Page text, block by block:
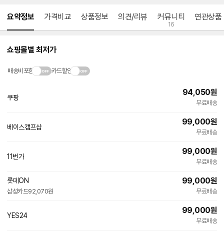
요약정보 가격비교 상품정보 의견/리뷰 커뮤니티
16
연관상품
쇼핑몰별 최저가
배송비포함 카드할인
쿠팡
94,050원
무료배송
베이스캠프샵
99,000원
무료배송
11번가
99,000원
무료배송
롯데ON
삼성카드92,070원
99,000원
무료배송
YES24
99,000원
무료배송